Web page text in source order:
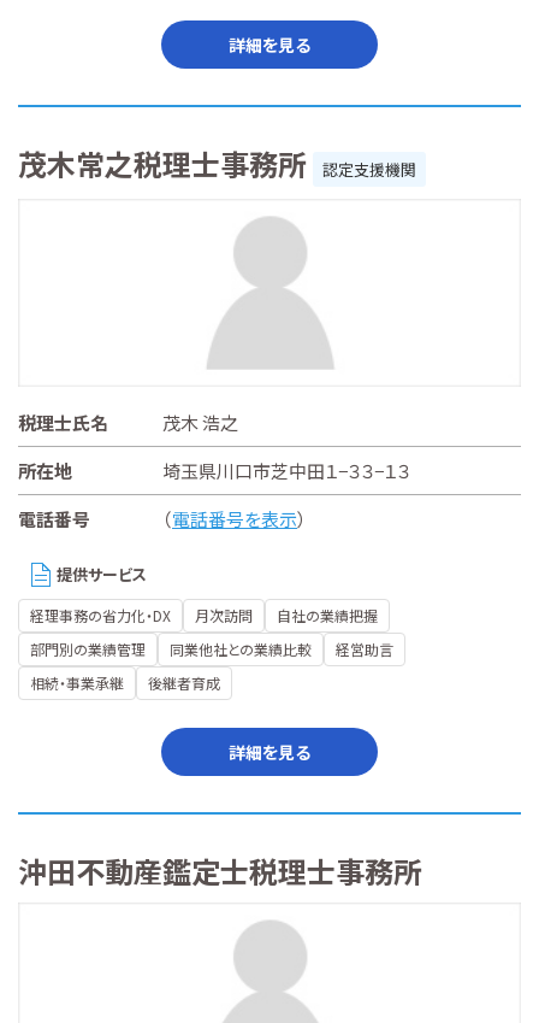
詳細を見る
茂木常之税理士事務所 認定支援機関
税理士氏名
茂木 浩之
所在地
埼玉県川口市芝中田１−３３−１３
電話番号
（電話番号を表示）
提供サービス
経理事務の省力化・DX 月次訪問
自社の業績把握
部門別の業績管理
同業他社との業績比較
経営助言
相続・事業承継
後継者育成
詳細を見る
沖田不動産鑑定士税理士事務所